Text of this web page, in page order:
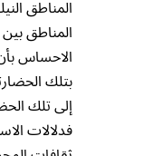
المناطق
المناطق
الاحساس
بتلك
إلى تلك
فدلالات